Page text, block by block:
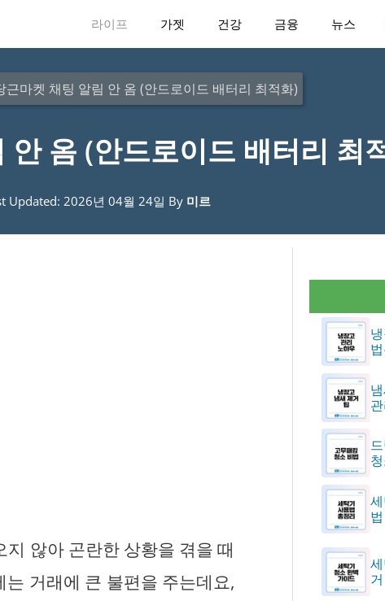
라이프 가젯 건강 금융 뉴스
근마켓 채팅 알림 안 옴 (안드로이드 배터리 최적화)
안 옴 (안드로이드 배터리 최
Updated: 2026년 04월 24일 By 미르
않아 곤란한 상황을 겪을 때
는 거래에 큰 불편을 주는데요,